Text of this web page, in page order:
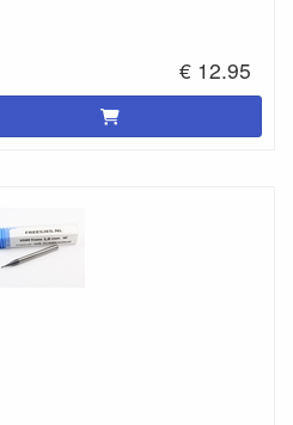
€ 12.95